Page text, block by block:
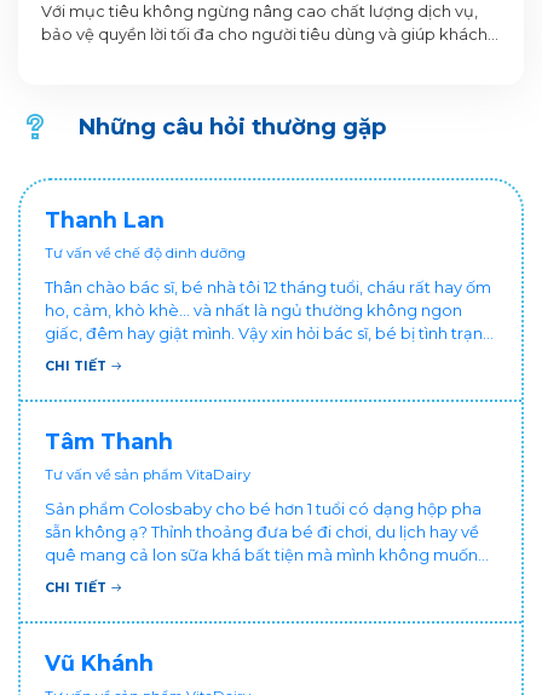
PHẨM
Với mục tiêu không ngừng nâng cao chất lượng dịch vụ,
bảo vệ quyền lời tối đa cho người tiêu dùng và giúp khách
Những câu hỏi thường gặp
Thanh Lan
Tư vấn về chế độ dinh dưỡng
Thân chào bác sĩ, bé nhà tôi 12 tháng tuổi, cháu rất hay ốm
ho, cảm, khò khè... và nhất là ngủ thường không ngon
giấc, đêm hay giật mình. Vậy xin hỏi bác sĩ, bé bị tình trạng
vậy nên làm sao để con khỏe mạnh và ngủ ngon giấc hơn
chăm cháu hay ốm ạ?. Cảm ơn bác sĩ.
CHI TIẾT
Tâm Thanh
Tư vấn về sản phẩm VitaDairy
Sản phẩm Colosbaby cho bé hơn 1 tuổi có dạng hộp pha
sẵn không ạ? Thỉnh thoảng đưa bé đi chơi, du lịch hay về
quê mang cả lon sữa khá bất tiện mà mình không muốn
đổi cho bé dùng sữa tươi hộp khác sợ bé nạ sữa ảnh
CHI TIẾT
Vũ Khánh